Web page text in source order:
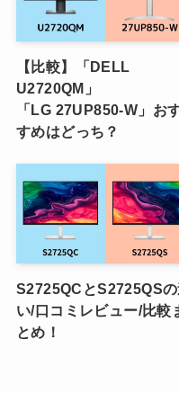
【比較】「DELL
U2720QM」
「LG 27UP850-W」お
すめはどっち？
S2725QCとS2725QS
い/口コミレビュー/比較
とめ！